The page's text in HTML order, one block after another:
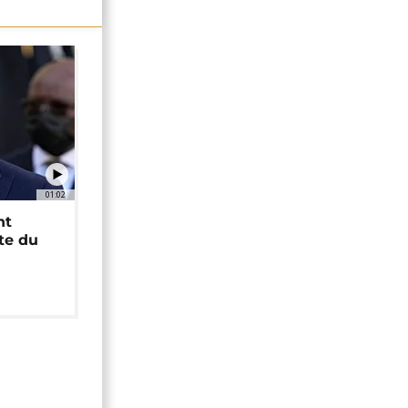
01:02
du